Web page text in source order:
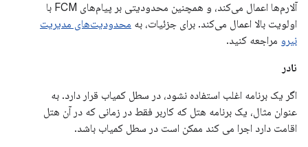
آلارم‌ها اعمال می‌کند، و همچنین محدودیتی بر پیام‌های FCM با
اولویت بالا اعمال می‌کند. برای جزئیات، به محدودیت‌های مدیریت
نیرو مراجعه کنید.
نادر
اگر یک برنامه اغلب استفاده نشود، در سطل کمیاب قرار دارد. به
عنوان مثال، یک برنامه هتل که کاربر فقط در زمانی که در آن هتل
اقامت دارد اجرا می کند ممکن است در سطل کمیاب باشد.